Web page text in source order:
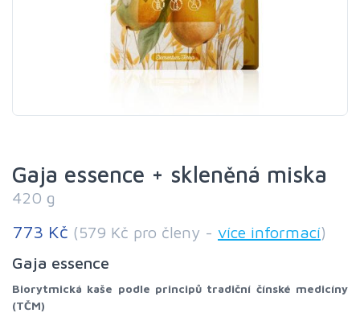
Gaja essence + skleněná miska
420 g
773 Kč (579 Kč pro členy - více informací)
Gaja essence
Biorytmická kaše podle principů tradiční čínské medicíny
(TČM)